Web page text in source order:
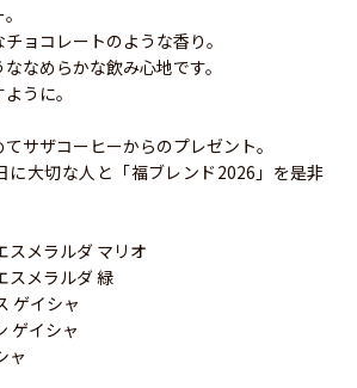
ョコレートのような香り。
なめらかな飲み心地です。
うに。
サザコーヒーからのプレゼント。
に大切な人と「福ブレンド2026」を是非
スメラルダ マリオ
スメラルダ 緑
ゲイシャ
ゲイシャ
ャ